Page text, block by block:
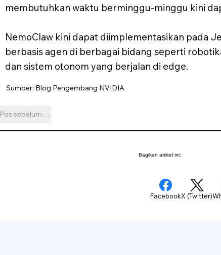
membutuhkan waktu berminggu-minggu kini
NemoClaw kini dapat diimplementasikan pada
berbasis agen di berbagai bidang seperti
dan sistem otonom yang berjalan di edge.
Sumber: Blog Pengembang NVIDIA
Pos sebelumnya
Bagikan artikel ini:
FacebookX (Twitter)